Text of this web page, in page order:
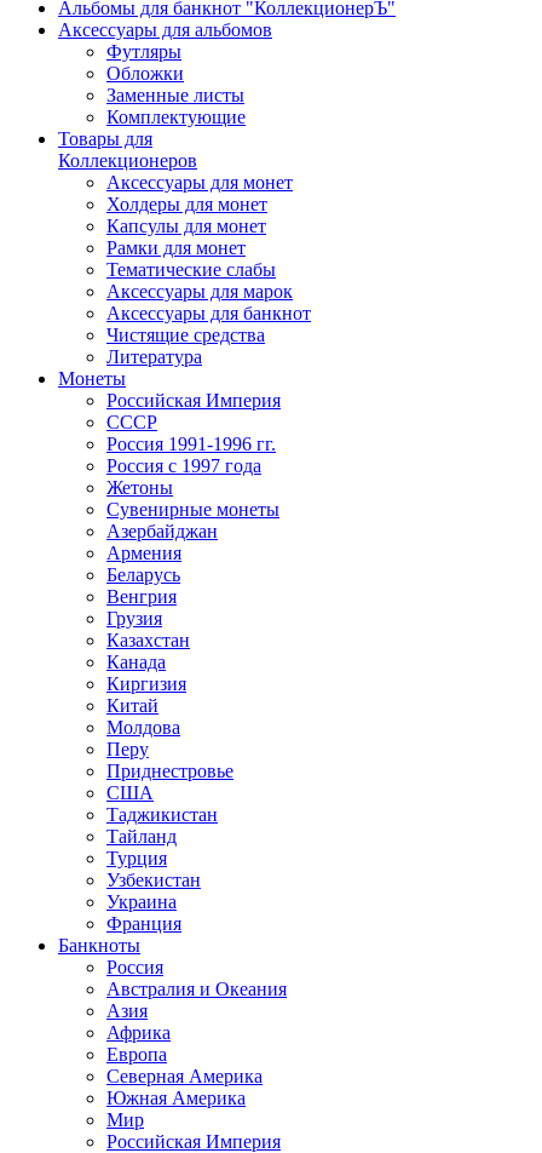
Альбомы для банкнот "КоллекционерЪ"
Аксессуары для альбомов
Футляры
Обложки
Заменные листы
Комплектующие
Товары для
Коллекционеров
Аксессуары для монет
Холдеры для монет
Капсулы для монет
Рамки для монет
Тематические слабы
Аксессуары для марок
Аксессуары для банкнот
Чистящие средства
Литература
Монеты
Российская Империя
СССР
Россия 1991-1996 гг.
Россия с 1997 года
Жетоны
Сувенирные монеты
Азербайджан
Армения
Беларусь
Венгрия
Грузия
Казахстан
Канада
Киргизия
Китай
Молдова
Перу
Приднестровье
США
Таджикистан
Тайланд
Турция
Узбекистан
Украина
Франция
Банкноты
Россия
Австралия и Океания
Азия
Африка
Европа
Северная Америка
Южная Америка
Мир
Российская Империя